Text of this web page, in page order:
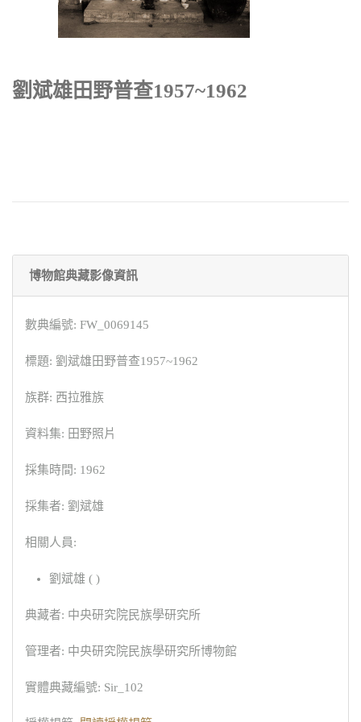
劉斌雄田野普查1957~1962
博物館典藏影像資訊
數典編號: FW_0069145
標題: 劉斌雄田野普查1957~1962
族群: 西拉雅族
資料集: 田野照片
採集時間: 1962
採集者: 劉斌雄
相關人員:
劉斌雄 ( )
典藏者: 中央研究院民族學研究所
管理者: 中央研究院民族學研究所博物館
實體典藏編號: Sir_102